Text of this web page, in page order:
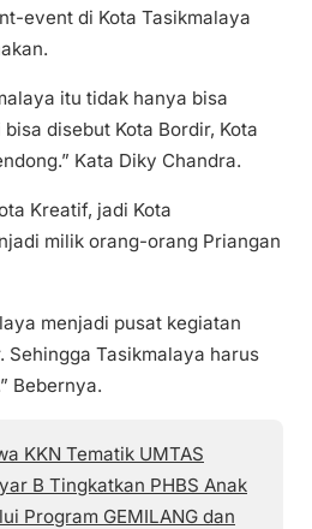
event di Kota Tasikmalaya
itu tidak hanya bisa
disebut Kota Bordir, Kota
Kata Diky Chandra.
Kreatif, jadi Kota
milik orang-orang Priangan
menjadi pusat kegiatan
Sehingga Tasikmalaya harus
Bebernya.
KKN Tematik UMTAS
B Tingkatkan PHBS Anak
Program GEMILANG dan